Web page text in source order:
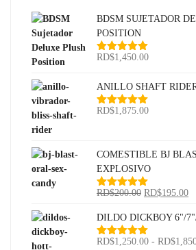
BDSM SUJETADOR
POSITION
Valorado
RD$1,450.00
ANILLO SHAFT
Valorado
RD$1,875.00
COMESTIBLE BJ
EXPLOSIVO
Valorado
5
RD$200.00 El
original
era:
RD$195.00El
es:
DILDO DICKBOY 6"/
Valorado
RD$1,250.00 - RD$